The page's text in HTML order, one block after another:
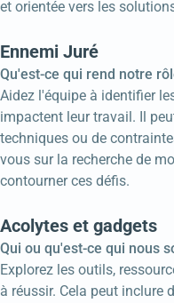
et orientée vers les
Ennemi Juré
Qu'est-ce qui rend notre
Aidez l'équipe à identifier
impactent leur travail. Il
techniques ou de
vous sur la recherche de
contourner ces défis.
Acolytes et gadgets
Qui ou qu'est-ce qui nous
Explorez les outils,
à réussir. Cela peut inclure